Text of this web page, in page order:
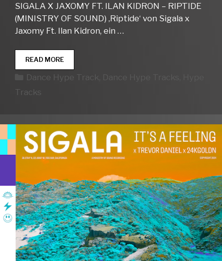
SIGALA X JAXOMY FT. ILAN KIDRON – RIPTIDE
(MINISTRY OF SOUND) ‚Riptide‘ von Sigala x
Jaxomy Ft. Ilan Kidron, ein …
READ MOREDANCE
HYPE
TRACKS
Kategorien
Dance Hype Track, Dance Hype Tracks
Tracks